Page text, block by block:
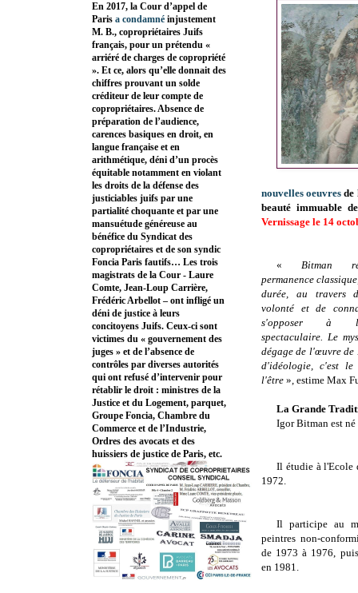
nouvelles oeuvres de
beauté immuable
Vernissage le 14
« Bitman
permanence
durée, au travers
volonté et de
s'opposer à
spectaculaire. Le
dégage de l'œuvre de
d'idéologie, c'est le
l'être », estime Max
La Grande
Igor Bitman est
Il étudie à l'Ecole
1972.
Il participe au
peintres non-
de 1973 à 1976,
en 1981.
En 2017, la Cour d’appel de
Paris a condamné injustement
M. B., copropriétaires Juifs
français, pour un prétendu «
arriéré de charges de copropriété
». Et ce, alors qu’elle donnait des
chiffres prouvant un solde
créditeur de leur compte de
copropriétaires. Absence de
préparation de l’audience,
carences basiques en droit, en
langue française et en
arithmétique, déni d’un procès
équitable notamment en violant
les droits de la défense des
justiciables juifs par une
partialité choquante et par une
mansuétude généreuse au
bénéfice du Syndicat des
copropriétaires et de son syndic
Foncia Paris fautifs… Les trois
magistrats de la Cour - Laure
Comte, Jean-Loup Carrière,
Frédéric Arbellot – ont infligé un
déni de justice à leurs
concitoyens Juifs. Ceux-ci sont
victimes du « gouvernement des
juges » et de l’absence de
contrôles par diverses autorités
qui ont refusé d’intervenir pour
rétablir le droit : ministres de la
Justice et du Logement, parquet,
Groupe Foncia, Chambre du
Commerce et de l’Industrie,
Ordres des avocats et des
huissiers de justice de Paris, etc.